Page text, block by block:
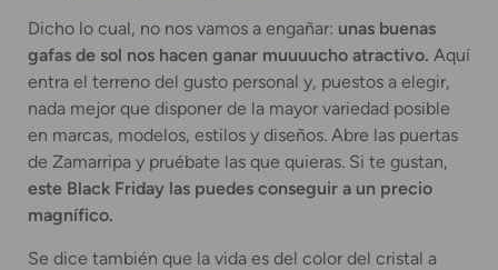
Dicho lo cual, no nos vamos a engañar: unas buenas
gafas de sol nos hacen ganar muuuucho atractivo. Aquí
entra el terreno del gusto personal y, puestos a elegir,
nada mejor que disponer de la mayor variedad posible
en marcas, modelos, estilos y diseños. Abre las puertas
de Zamarripa y pruébate las que quieras. Si te gustan,
este Black Friday las puedes conseguir a un precio
magnífico.
Se dice también que la vida es del color del cristal a